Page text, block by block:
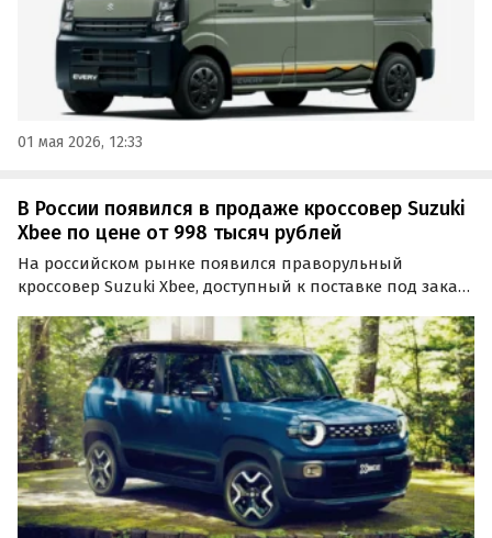
01 мая 2026, 12:33
В России появился в продаже кроссовер Suzuki
Xbee по цене от 998 тысяч рублей
На российском рынке появился праворульный
кроссовер Suzuki Xbee, доступный к поставке под заказ
широкие возможности трансформации салона и
полный привод, а цены на него на одном из
классифайдов…